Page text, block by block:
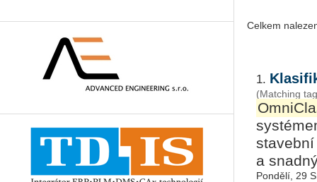
Celkem
1.
(Matching
a
Pondělí, 29